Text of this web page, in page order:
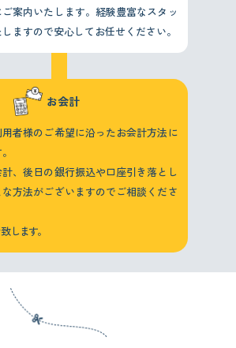
案内いたします。経験豊富なスタッ
ますので安心してお任せください。
お会計
者様のご希望に沿ったお会計方法に
、後日の銀行振込や口座引き落とし
方法がございますのでご相談くださ
します。